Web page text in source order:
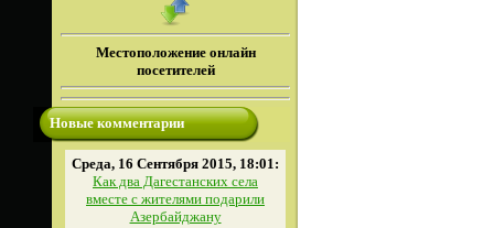
Местоположение онлайн
посетителей
Новые комментарии
Среда, 16 Сентября 2015, 18:01:
Как два Дагестанских села
вместе с жителями подарили
Азербайджану